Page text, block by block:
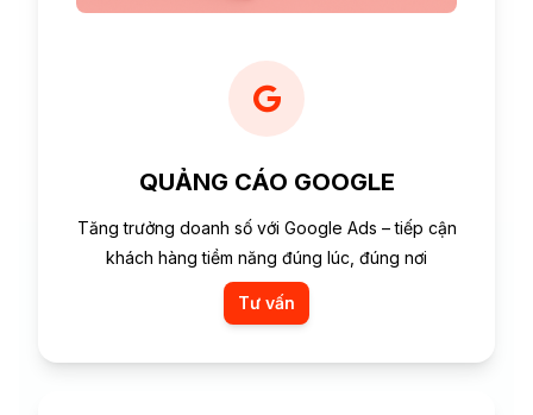
QUẢNG CÁO GOOGLE
Tăng trưởng doanh số với Google Ads – tiếp cận
khách hàng tiềm năng đúng lúc, đúng nơi
Tư vấn